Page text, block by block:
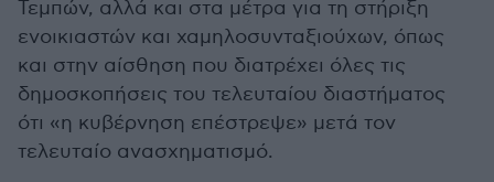
Τεμπών, αλλά και στα μέτρα για τη στήριξη
ενοικιαστών και χαμηλοσυνταξιούχων, όπως
και στην αίσθηση που διατρέχει όλες τις
δημοσκοπήσεις του τελευταίου διαστήματος
ότι «η κυβέρνηση επέστρεψε» μετά τον
τελευταίο ανασχηματισμό.